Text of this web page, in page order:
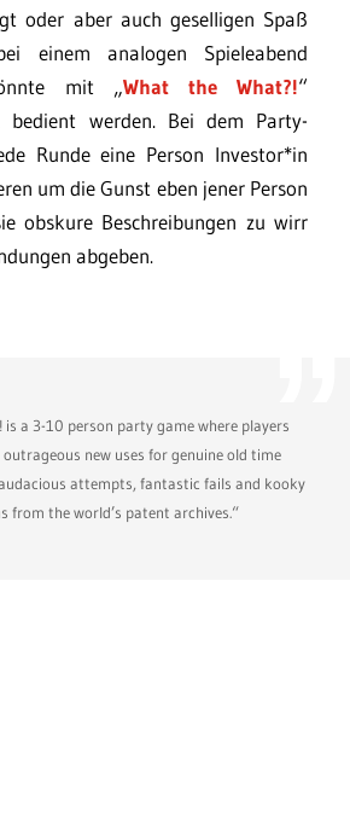
oder aber auch geselligen Spaß
einem analogen Spieleabend
mit „What the What?!“
bedient werden. Bei dem Party-
Runde eine Person Investor*in
um die Gunst eben jener Person
obskure Beschreibungen zu wirr
abgeben.
is a 3-10 person party game where players
new uses for genuine old time
attempts, fantastic fails and kooky
from the world’s patent archives.“